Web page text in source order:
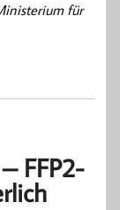
für
FFP2-